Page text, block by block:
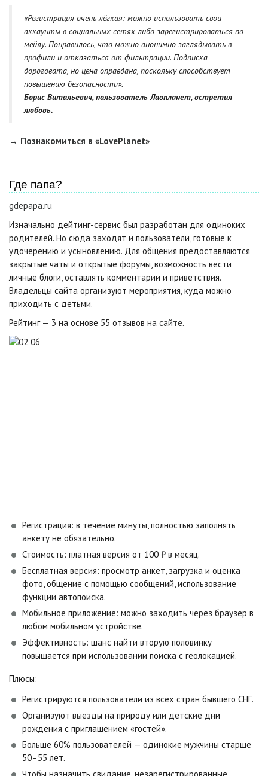
«Регистрация очень лёгкая: можно использовать свои
аккаунты в социальных сетях либо зарегистрироваться по
мейлу. Понравилось, что можно анонимно заглядывать в
профили и отказаться от фильтрации. Подписка
дороговата, но цена оправдана, поскольку способствует
повышению безопасности».
Борис Витальевич, пользователь Лавпланет, встретил
любовь.
→ Познакомиться в «LovePlanet»
Где папа?
gdepapa.ru
Изначально дейтинг-сервис был разработан для одиноких
родителей. Но сюда заходят и пользователи, готовые к
удочерению и усыновлению. Для общения предоставляются
закрытые чаты и открытые форумы, возможность вести
личные блоги, оставлять комментарии и приветствия.
Владельцы сайта организуют мероприятия, куда можно
приходить с детьми.
Рейтинг — 3 на основе 55 отзывов на сайте.
Регистрация: в течение минуты, полностью заполнять
анкету не обязательно.
Стоимость: платная версия от 100 ₽ в месяц.
Бесплатная версия: просмотр анкет, загрузка и оценка
фото, общение с помощью сообщений, использование
функции автопоиска.
Мобильное приложение: можно заходить через браузер в
любом мобильном устройстве.
Эффективность: шанс найти вторую половинку
повышается при использовании поиска с геолокацией.
Плюсы:
Регистрируются пользователи из всех стран бывшего СНГ.
Организуют выезды на природу или детские дни
рождения с приглашением «гостей».
Больше 60% пользователей — одинокие мужчины старше
50–55 лет.